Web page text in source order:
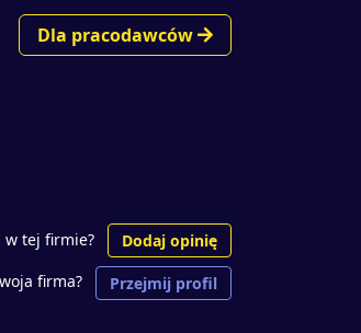
Dla pracodawców
w tej firmie?
Dodaj opinię
firma?
Przejmij profil